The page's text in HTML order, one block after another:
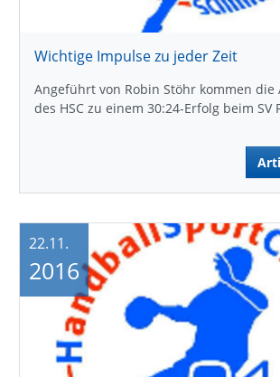
Wichtige Impulse zu jeder Zeit
Angeführt von Robin Stöhr kommen die
des HSC zu einem 30:24-Erfolg beim SV
22.11.
2016